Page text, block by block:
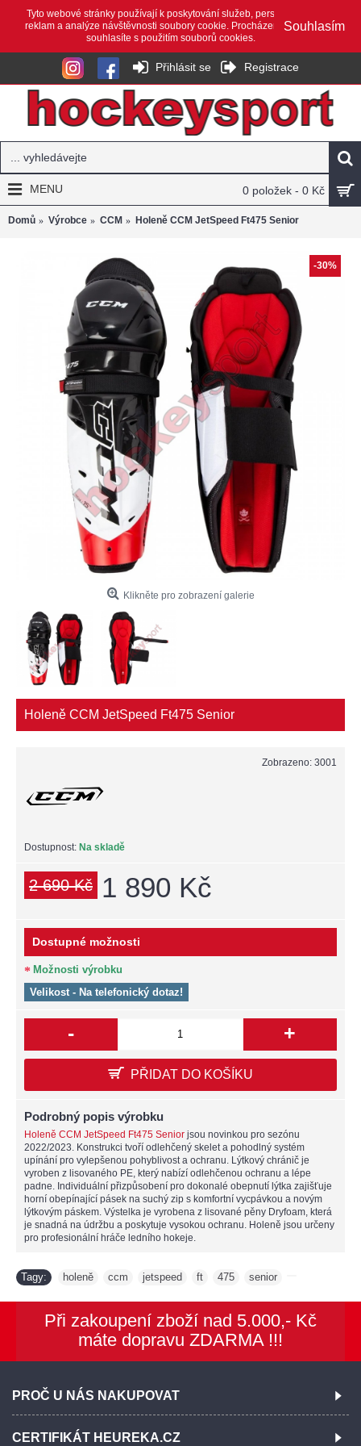
Tyto webové stránky používají k poskytování služeb, personalizaci
reklam a analýze návštěvnosti soubory cookie. Procházením webu
souhlasíte s použitím souborů cookies.
Souhlasím
Přihlásit se Registrace
0 položek - 0 Kč
MENU
Domů Výrobce CCM Holeně CCM JetSpeed Ft475 Senior
-30%
Klikněte pro zobrazení galerie
Holeně CCM JetSpeed Ft475 Senior
Zobrazeno: 3001
Dostupnost: Na skladě
2 690 Kč 1 890 Kč
Dostupné možnosti
Možnosti výrobku
Velikost - Na telefonický dotaz!
- +
PŘIDAT DO KOŠÍKU
Podrobný popis výrobku
Holeně CCM JetSpeed Ft475 Senior jsou novinkou pro sezónu
2022/2023. Konstrukci tvoří odlehčený skelet a pohodlný systém
upínání pro vylepšenou pohyblivost a ochranu. Lýtkový chránič je
vyroben z lisovaného PE, který nabízí odlehčenou ochranu a lépe
padne. Individuální přizpůsobení pro dokonalé obepnutí lýtka zajišťuje
horní obepínající pásek na suchý zip s komfortní vycpávkou a novým
lýtkovým páskem. Výstelka je vyrobena z lisované pěny Dryfoam, která
je snadná na údržbu a poskytuje vysokou ochranu. Holeně jsou určeny
pro profesionální hráče ledního hokeje.
Tagy: holeně ccm jetspeed ft 475 senior
Při zakoupení zboží nad 5.000,- Kč
máte dopravu ZDARMA !!!
PROČ U NÁS NAKUPOVAT
CERTIFIKÁT HEUREKA.CZ